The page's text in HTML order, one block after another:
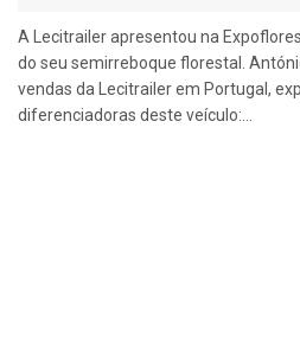
A Lecitrailer apresentou na
do seu semirreboque florestal.
vendas da Lecitrailer em Portugal,
diferenciadoras deste veículo:...